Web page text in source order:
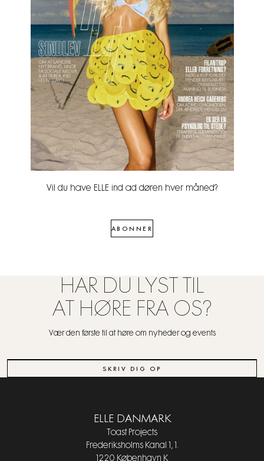
Vil du have ELLE ind ad døren hver måned?
ABONNER
HAR DU LYST TIL
AT HØRE FRA OS?
Vær den første til at høre om nyheder og events
SKRIV DIG OP
ELLE DANMARK
Toast Projects
Frederiksholms Kanal 1, 1.
1220 København K